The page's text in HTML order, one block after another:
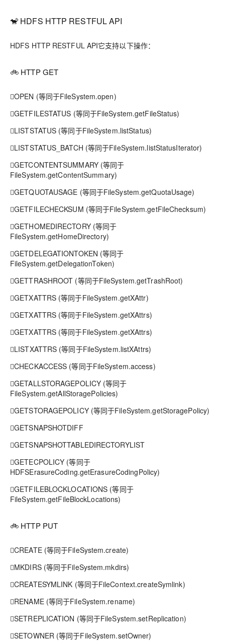
🐒 HDFS HTTP RESTFUL API
HDFS HTTP RESTFUL API它支持以下操作：
🚲 HTTP GET
OPEN (等同于FileSystem.open)
GETFILESTATUS (等同于FileSystem.getFileStatus)
LISTSTATUS (等同于FileSystem.listStatus)
LISTSTATUS_BATCH (等同于FileSystem.listStatusIterator)
GETCONTENTSUMMARY (等同于
FileSystem.getContentSummary)
GETQUOTAUSAGE (等同于FileSystem.getQuotaUsage)
GETFILECHECKSUM (等同于FileSystem.getFileChecksum)
GETHOMEDIRECTORY (等同于
FileSystem.getHomeDirectory)
GETDELEGATIONTOKEN (等同于
FileSystem.getDelegationToken)
GETTRASHROOT (等同于FileSystem.getTrashRoot)
GETXATTRS (等同于FileSystem.getXAttr)
GETXATTRS (等同于FileSystem.getXAttrs)
GETXATTRS (等同于FileSystem.getXAttrs)
LISTXATTRS (等同于FileSystem.listXAttrs)
CHECKACCESS (等同于FileSystem.access)
GETALLSTORAGEPOLICY (等同于
FileSystem.getAllStoragePolicies)
GETSTORAGEPOLICY (等同于FileSystem.getStoragePolicy)
GETSNAPSHOTDIFF
GETSNAPSHOTTABLEDIRECTORYLIST
GETECPOLICY (等同于
HDFSErasureCoding.getErasureCodingPolicy)
GETFILEBLOCKLOCATIONS (等同于
FileSystem.getFileBlockLocations)
🚲 HTTP PUT
CREATE (等同于FileSystem.create)
MKDIRS (等同于FileSystem.mkdirs)
CREATESYMLINK (等同于FileContext.createSymlink)
RENAME (等同于FileSystem.rename)
SETREPLICATION (等同于FileSystem.setReplication)
SETOWNER (等同于FileSystem.setOwner)